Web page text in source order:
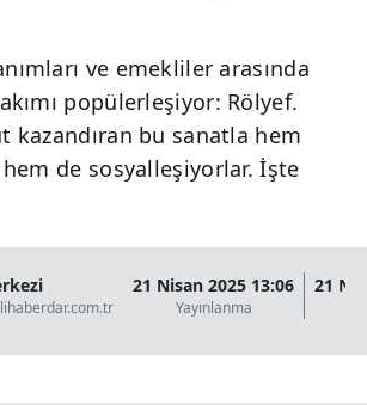
ve emekliler arasında
popülerleşiyor: Rölyef.
kazandıran bu sanatla hem
de sosyalleşiyorlar. İşte
21 Nisan 2025 13:06
Yayınlanma
21